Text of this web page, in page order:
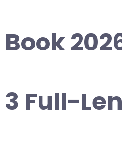
Book
3 Full-